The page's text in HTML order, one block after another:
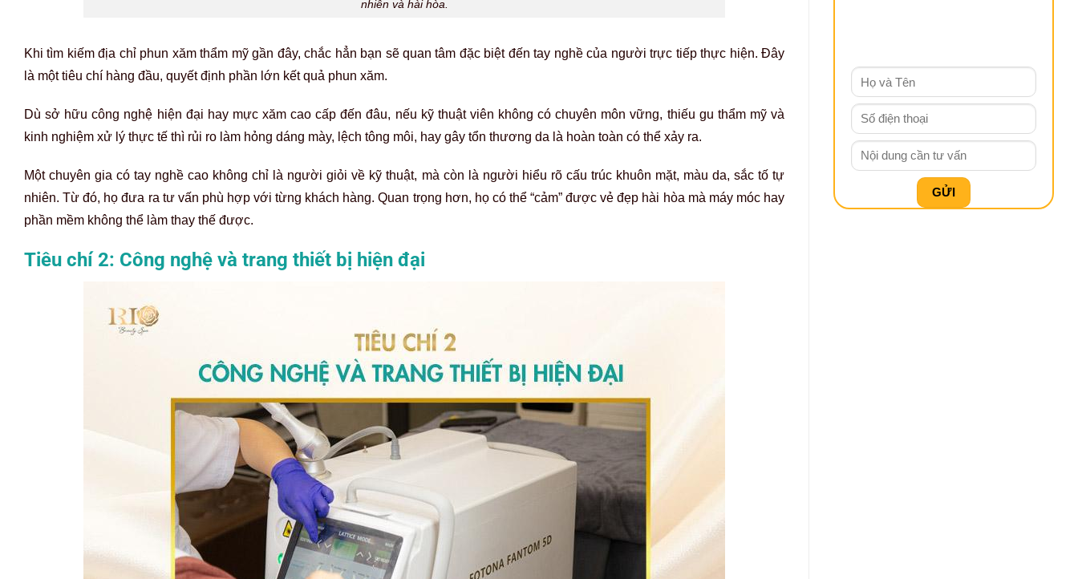
nhiên và hài hòa.
Khi tìm kiếm địa chỉ phun xăm thẩm mỹ gần đây, chắc hẳn bạn sẽ quan tâm đặc biệt đến tay nghề của người trực tiếp thực hiện. Đây
là một tiêu chí hàng đầu, quyết định phần lớn kết quả phun xăm.
Dù sở hữu công nghệ hiện đại hay mực xăm cao cấp đến đâu, nếu kỹ thuật viên không có chuyên môn vững, thiếu gu thẩm mỹ và
kinh nghiệm xử lý thực tế thì rủi ro làm hỏng dáng mày, lệch tông môi, hay gây tổn thương da là hoàn toàn có thể xảy ra.
Một chuyên gia có tay nghề cao không chỉ là người giỏi về kỹ thuật, mà còn là người hiểu rõ cấu trúc khuôn mặt, màu da, sắc tố tự
nhiên. Từ đó, họ đưa ra tư vấn phù hợp với từng khách hàng. Quan trọng hơn, họ có thể “cảm” được vẻ đẹp hài hòa mà máy móc hay
phần mềm không thể làm thay thế được.
Tiêu chí 2: Công nghệ và trang thiết bị hiện đại